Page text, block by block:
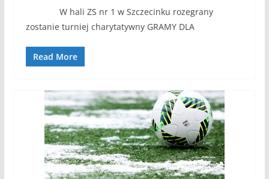
W hali ZS nr 1 w Szczecinku rozegrany
zostanie turniej charytatywny GRAMY DLA
Read More